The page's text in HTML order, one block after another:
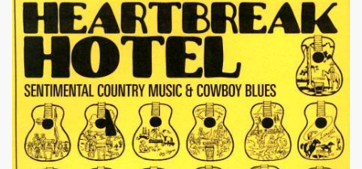
ALAIN CHENNEVIERE, HUGO HOOKA HEY,
and friends) le 22 janvier 2010 au POINT FMR
THE HELLBOYS, HEARTBREAK HOTEL,
(Paris).
2006 et le 31 mars 2007 au NOUVEAU CASINO (Paris).